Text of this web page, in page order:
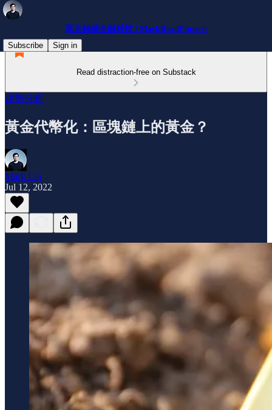
馬克解讀金融科技 | MarkReadFintech
Subscribe
Sign in
Read distraction-free on Substack
趨勢分析
黃金代幣化：區塊鏈上的黃金？
Mark Lin
Jul 12, 2022